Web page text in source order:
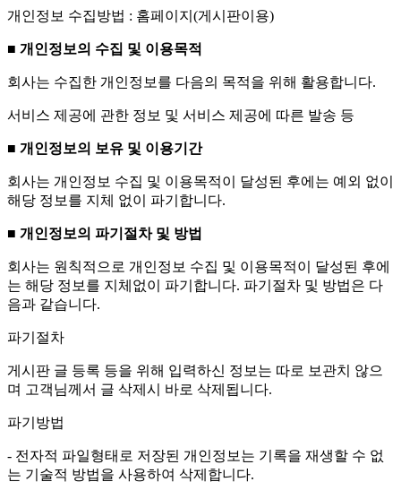
개인정보 수집방법 : 홈페이지(게시판이용)
■ 개인정보의 수집 및 이용목적
회사는 수집한 개인정보를 다음의 목적을 위해 활용합니다.
서비스 제공에 관한 정보 및 서비스 제공에 따른 발송 등
■ 개인정보의 보유 및 이용기간
회사는 개인정보 수집 및 이용목적이 달성된 후에는 예외 없이
해당 정보를 지체 없이 파기합니다.
■ 개인정보의 파기절차 및 방법
회사는 원칙적으로 개인정보 수집 및 이용목적이 달성된 후에
는 해당 정보를 지체없이 파기합니다. 파기절차 및 방법은 다
음과 같습니다.
파기절차
게시판 글 등록 등을 위해 입력하신 정보는 따로 보관치 않으
며 고객님께서 글 삭제시 바로 삭제됩니다.
파기방법
- 전자적 파일형태로 저장된 개인정보는 기록을 재생할 수 없
는 기술적 방법을 사용하여 삭제합니다.